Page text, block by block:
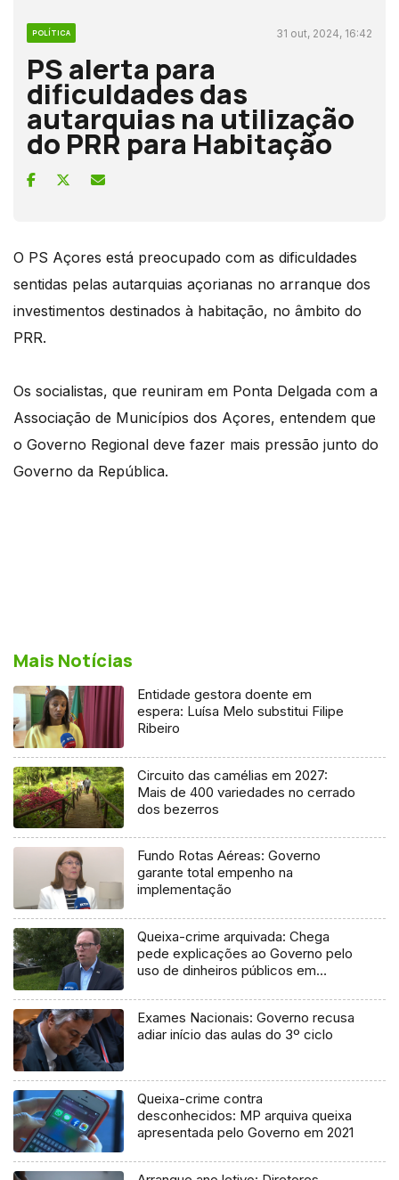
POLÍTICA 31 out, 2024, 16:42
PS alerta para
dificuldades das
autarquias na utilização
do PRR para Habitação
O PS Açores está preocupado com as dificuldades
sentidas pelas autarquias açorianas no arranque dos
investimentos destinados à habitação, no âmbito do
PRR.
Os socialistas, que reuniram em Ponta Delgada com a
Associação de Municípios dos Açores, entendem que
o Governo Regional deve fazer mais pressão junto do
Governo da República.
Mais Notícias
Entidade gestora doente em
espera: Luísa Melo substitui Filipe
Ribeiro
Circuito das camélias em 2027:
Mais de 400 variedades no cerrado
dos bezerros
Fundo Rotas Aéreas: Governo
garante total empenho na
implementação
Queixa-crime arquivada: Chega
pede explicações ao Governo pelo
uso de dinheiros públicos em
Exames Nacionais: Governo recusa
adiar início das aulas do 3º ciclo
Queixa-crime contra
desconhecidos: MP arquiva queixa
apresentada pelo Governo em 2021